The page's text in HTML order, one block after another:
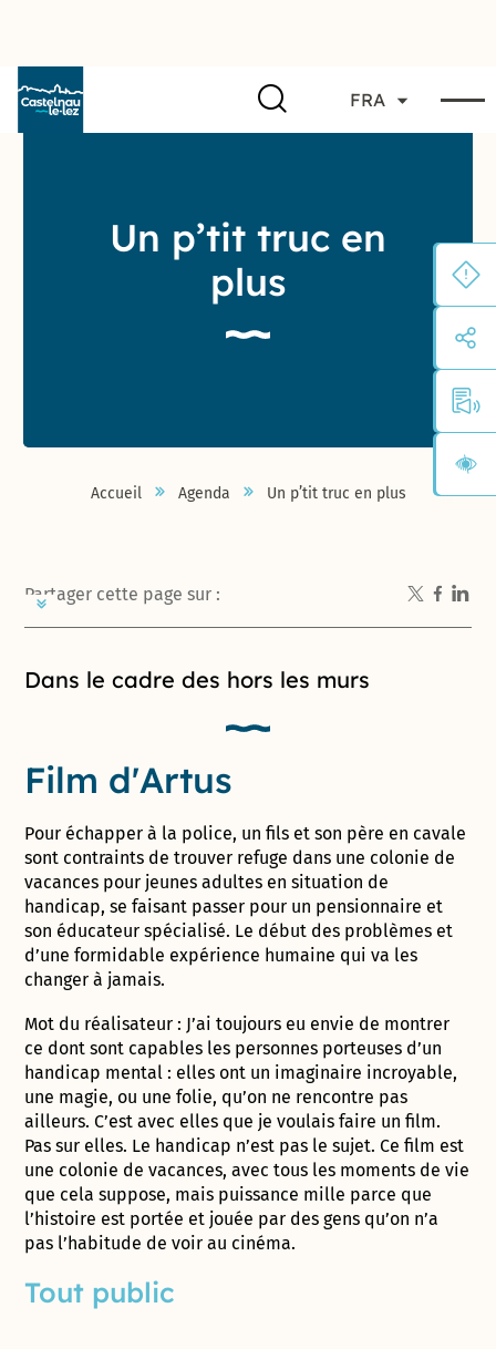
FRA
Un p’tit truc en
plus
Accueil Agenda Un p’tit truc en plus
Partager cette page sur :
Introduction de la page
Dans le cadre des hors les murs
Film d'Artus
Pour échapper à la police, un fils et son père en cavale
sont contraints de trouver refuge dans une colonie de
vacances pour jeunes adultes en situation de
handicap, se faisant passer pour un pensionnaire et
son éducateur spécialisé. Le début des problèmes et
d’une formidable expérience humaine qui va les
changer à jamais.
Mot du réalisateur : J’ai toujours eu envie de montrer
ce dont sont capables les personnes porteuses d’un
handicap mental : elles ont un imaginaire incroyable,
une magie, ou une folie, qu’on ne rencontre pas
ailleurs. C’est avec elles que je voulais faire un film.
Pas sur elles. Le handicap n’est pas le sujet. Ce film est
une colonie de vacances, avec tous les moments de vie
que cela suppose, mais puissance mille parce que
l’histoire est portée et jouée par des gens qu’on n’a
pas l’habitude de voir au cinéma.
Tout public